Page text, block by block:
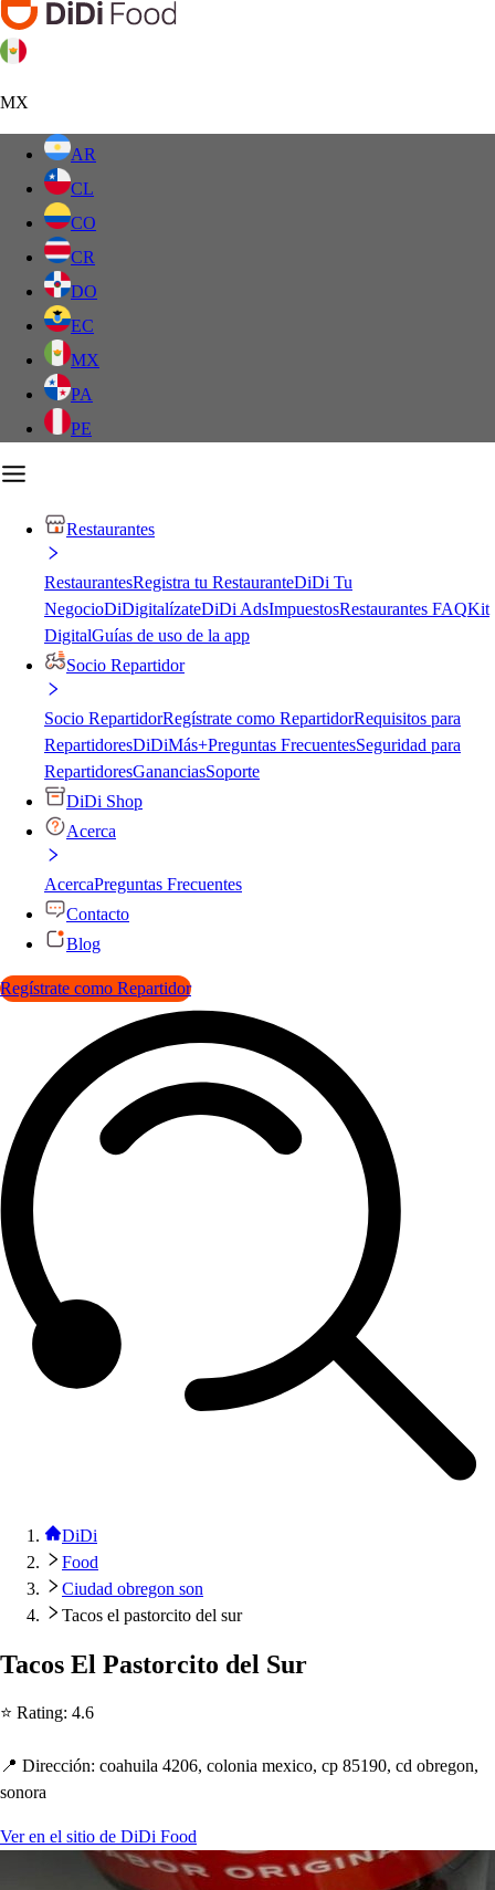
MX
AR
CL
CO
CR
DO
EC
MX
PA
PE
Restaurantes
RestaurantesRegistra tu RestauranteDiDi Tu
NegocioDiDigitalízateDiDi AdsImpuestosRestaurantes FAQKit
DigitalGuías de uso de la app
Socio Repartidor
Socio RepartidorRegístrate como RepartidorRequisitos para
RepartidoresDiDiMás+Preguntas FrecuentesSeguridad para
RepartidoresGananciasSoporte
DiDi Shop
Acerca
AcercaPreguntas Frecuentes
Contacto
Blog
Regístrate como Repartidor
DiDi
Food
Ciudad obregon son
Tacos el pastorcito del sur
Tacos El Pastorcito del Sur
⭐ Rating: 4.6
📍 Dirección: coahuila 4206, colonia mexico, cp 85190, cd obregon,
sonora
Ver en el sitio de DiDi Food